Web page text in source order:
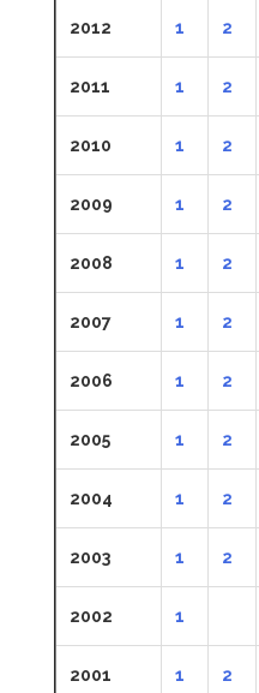
2012 1 2
2011 1 2
2010 1 2
2009 1 2
2008 1 2
2007 1 2
2006 1 2
2005 1 2
2004 1 2
2003 1 2
2002 1
2001 1 2